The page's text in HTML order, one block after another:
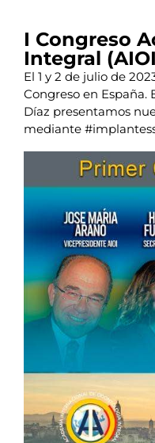
I Congreso
Integral
El 1 y 2 de julio de
Congreso en España.
Díaz presentamos
mediante